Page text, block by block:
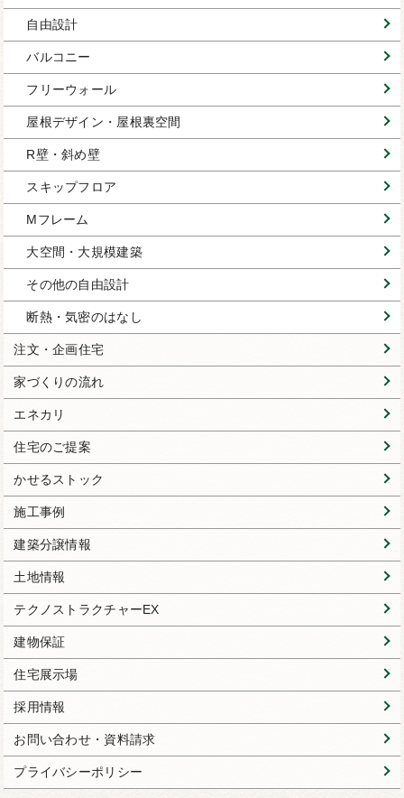
自由設計
バルコニー
フリーウォール
屋根デザイン・屋根裏空間
R壁・斜め壁
スキップフロア
Mフレーム
大空間・大規模建築
その他の自由設計
断熱・気密のはなし
注文・企画住宅
家づくりの流れ
エネカリ
住宅のご提案
かせるストック
施工事例
建築分譲情報
土地情報
テクノストラクチャーEX
建物保証
住宅展示場
採用情報
お問い合わせ・資料請求
プライバシーポリシー